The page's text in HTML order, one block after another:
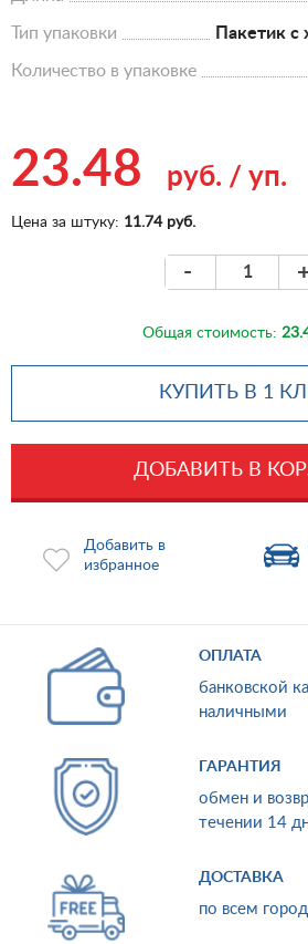
Тип упаковки Пакетик с
Количество в упаковке
23.48 руб. / уп.
Цена за штуку: 11.74 руб.
-
Общая стоимость:
КУПИТЬ В 1
ДОБАВИТЬ В
Добавить в
избранное
ОПЛАТА
банковской
наличными
ГАРАНТИЯ
обмен и
течении 14
ДОСТАВКА
по всем